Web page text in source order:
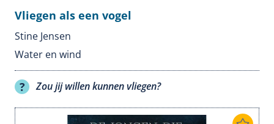
Vliegen als een vogel
Stine Jensen
Water en wind
Zou jij willen kunnen vliegen?